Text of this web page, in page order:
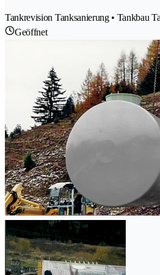
Tankrevision Tanksanierung • Tankbau
Geöffnet